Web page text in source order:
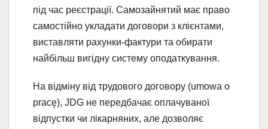
під час реєстрації. Самозайнятий має право
самостійно укладати договори з клієнтами,
виставляти рахунки-фактури та обирати
найбільш вигідну систему оподаткування.
На відміну від трудового договору (umowa o
pracę), JDG не передбачає оплачуваної
відпустки чи лікарняних, але дозволяє